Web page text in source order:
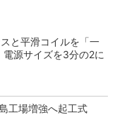
スと平滑コイルを「一
電源サイズを3分の2に
工場増強へ起工式